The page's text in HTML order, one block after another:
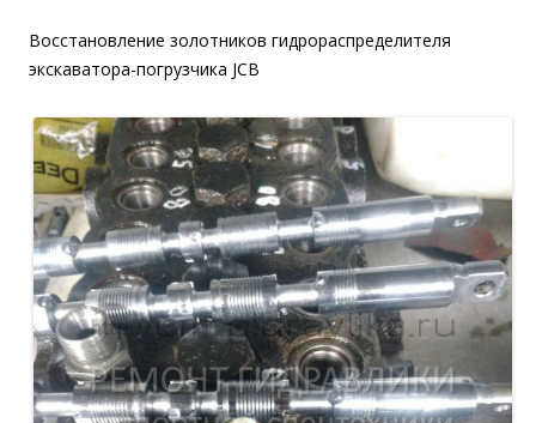
Восстановление золотников гидрораспределителя
экскаватора-погрузчика JCB